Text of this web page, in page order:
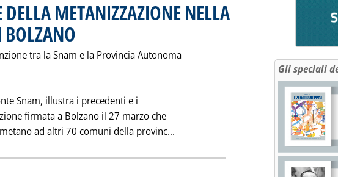
DELLA METANIZZAZIONE NELLA
tra la Snam e la Provincia Autonoma
Snam, illustra i precedenti e i
firmata a Bolzano il 27 marzo che
ad altri 70 comuni della provinc... Leggi tutta la notizia: 'L'ESTENSIONE
Gli speciali